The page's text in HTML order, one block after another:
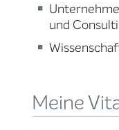
und
Meine